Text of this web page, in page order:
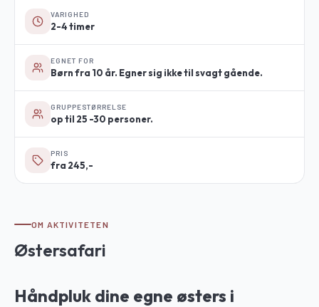
VARIGHED
2-4 timer
EGNET FOR
Børn fra 10 år. Egner sig ikke til svagt gående.
GRUPPESTØRRELSE
op til 25 -30 personer.
PRIS
fra 245,-
OM AKTIVITETEN
Østersafari
Håndpluk dine egne østers i